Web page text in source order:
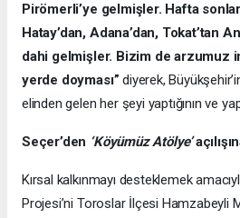
Pirömerli’ye gelmişler. Hafta
Hatay’dan, Adana’dan, Tokat’tan
dahi gelmişler. Bizim de arzumuz
yerde doyması” diyerek,
elinden gelen her şeyi yaptığının ve
Seçer’den ‘Köyümüz Atölye’
Kırsal kalkınmayı desteklemek
Projesi’ni Toroslar İlçesi Hamzabeyli